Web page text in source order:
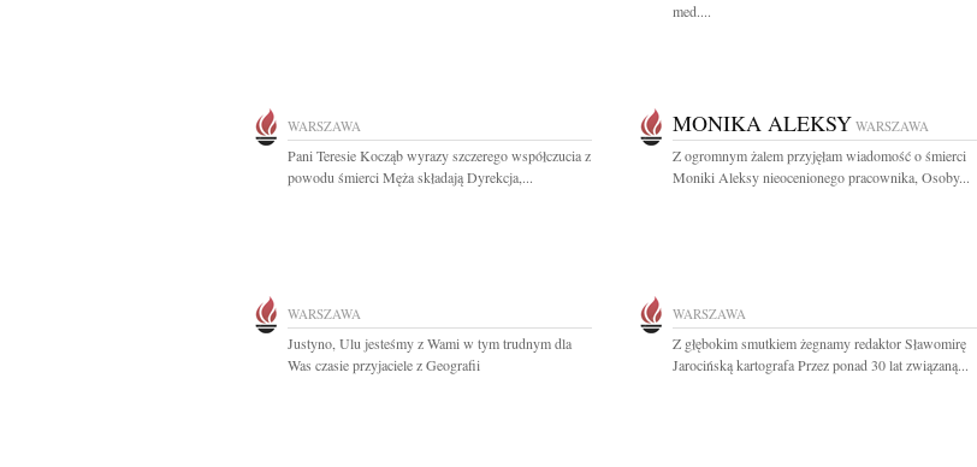
med....
WARSZAWA
Pani Teresie Kocząb wyrazy szczerego współczucia z
powodu śmierci Męża składają Dyrekcja,...
MONIKA ALEKSY WARSZAWA
Z ogromnym żalem przyjęłam wiadomość o śmierci
Moniki Aleksy nieocenionego pracownika, Osoby...
WARSZAWA
Justyno, Ulu jesteśmy z Wami w tym trudnym dla
Was czasie przyjaciele z Geografii
WARSZAWA
Z głębokim smutkiem żegnamy redaktor Sławomirę
Jarocińską kartografa Przez ponad 30 lat związaną...